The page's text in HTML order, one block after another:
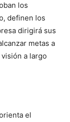
los
definen los
dirigirá sus
metas a
a largo
el